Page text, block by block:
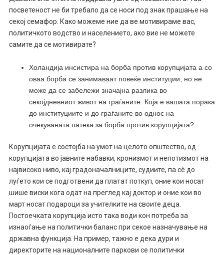
посветеност не би требало да се носи под знак прашање на
секој семафор. Како можеме ние да ве мотивираме вас,
политичкото водство и населението, ако вие не можете
самите да се мотивирате?
Холандија инсистира на борба против корупцијата а со
оваа борба се занимаваат повеќе институции, но не
може да се забележи значајна разлика во
секојдневниот живот на граѓаните. Која е вашата порака
до институциите и до граѓаните во однос на
очекуваната патека за борба против корупцијата?
Корупцијата е состојба на умот на целото општество, од
корупцијата во јавните набавки, кронизмот и непотизмот на
највисоко ниво, кај градоначалниците, судиите, па сè до
луѓето кои се подготвени да платат поткуп, оние кои носат
шише виски кога одат на преглед кај доктор и оние кои во
март носат подароци за учителките на своите деца.
Постоечката корупција исто така води кон потреба за
изнаоѓање на политички баланс при секое назначување на
државна функција. На пример, тажно е дека дури и
директорите на националните паркови се политички